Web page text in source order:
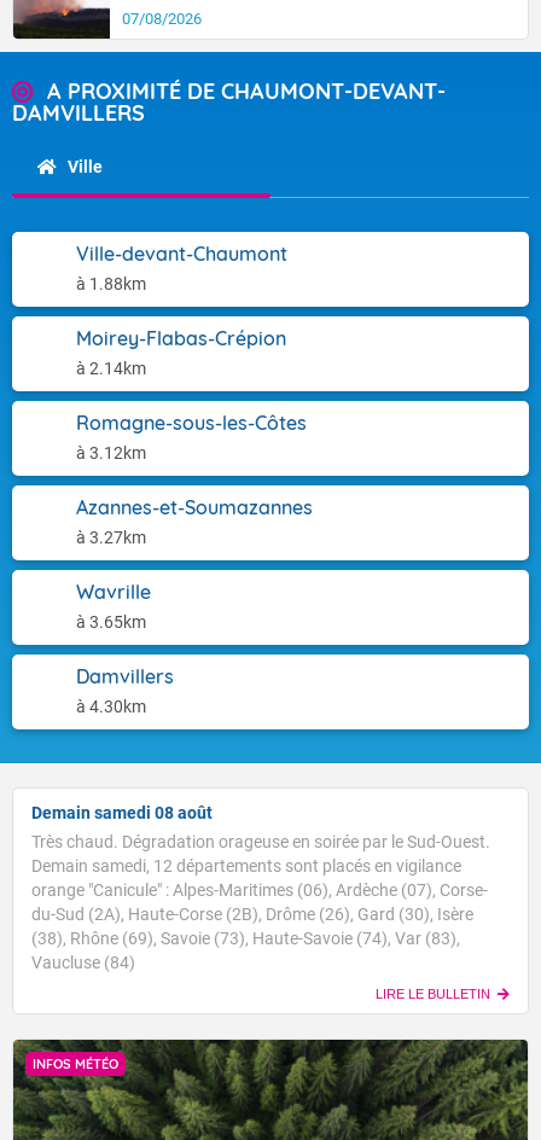
07/08/2026
A PROXIMITÉ DE CHAUMONT-DEVANT-
DAMVILLERS
Ville
Ville-devant-Chaumont
à 1.88km
Moirey-Flabas-Crépion
à 2.14km
Romagne-sous-les-Côtes
à 3.12km
Azannes-et-Soumazannes
à 3.27km
Wavrille
à 3.65km
Damvillers
à 4.30km
Demain samedi 08 août
Très chaud. Dégradation orageuse en soirée par le Sud-Ouest.
Demain samedi, 12 départements sont placés en vigilance
orange "Canicule" : Alpes-Maritimes (06), Ardèche (07), Corse-
du-Sud (2A), Haute-Corse (2B), Drôme (26), Gard (30), Isère
(38), Rhône (69), Savoie (73), Haute-Savoie (74), Var (83),
Vaucluse (84)
LIRE LE BULLETIN
INFOS MÉTÉO